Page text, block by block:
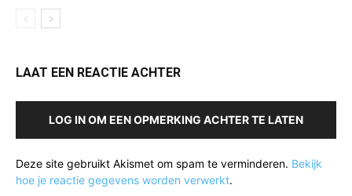
LAAT EEN REACTIE ACHTER
LOG IN OM EEN OPMERKING ACHTER TE LATEN
Deze site gebruikt Akismet om spam te verminderen. Bekijk
hoe je reactie gegevens worden verwerkt.